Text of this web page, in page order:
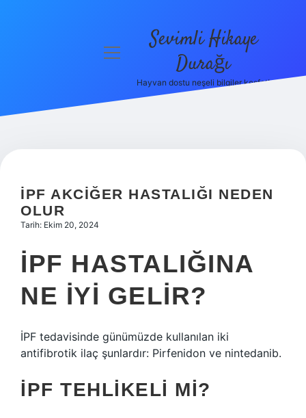
Hakkımızda
menüyü
Sevimli Hikaye
Durağı
Hayvan dostu neşeli bilgiler keşfet!
İPF AKCIĞER HASTALIĞI NEDEN
OLUR
Tarih: Ekim 20, 2024
İPF HASTALIĞINA
NE IYI GELIR?
İPF tedavisinde günümüzde kullanılan iki
antifibrotik ilaç şunlardır: Pirfenidon ve nintedanib.
İPF TEHLIKELI MI?